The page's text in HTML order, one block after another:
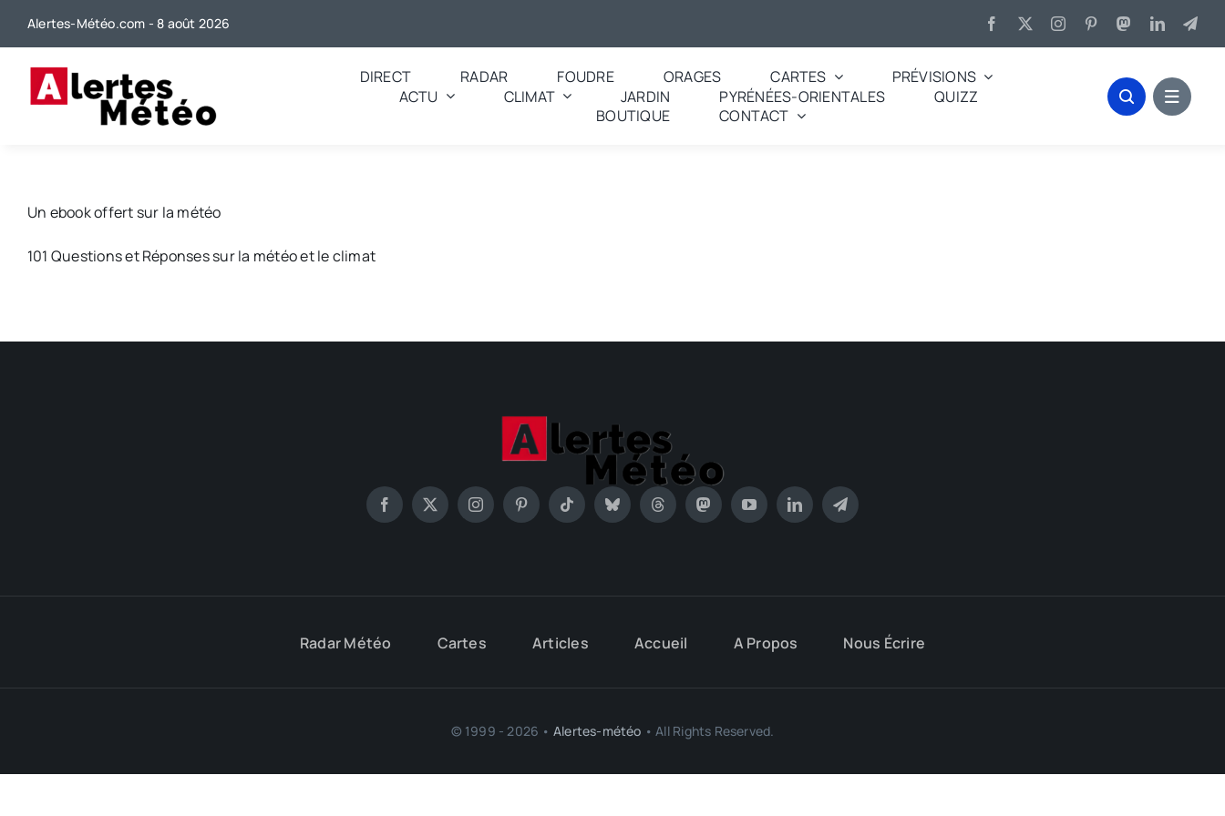
contenu
Alertes-Météo.com - 8 août 2026
DIRECT RADAR FOUDRE ORAGES CARTES
PRÉVISIONS
ACTU
CLIMAT JARDIN PYRÉNÉES-ORIENTALES
QUIZZ
BOUTIQUE
CONTACT
Un ebook offert sur la météo
101 Questions et Réponses sur la météo et le climat
Radar Météo Cartes Articles Accueil A Propos Nous Écrire
© 1999 - 2026 • Alertes-météo • All Rights Reserved.